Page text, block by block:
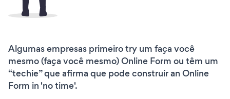
Algumas empresas primeiro try um faça você
mesmo (faça você mesmo) Online Form ou têm um
“techie” que afirma que pode construir an Online
Form in 'no time'.